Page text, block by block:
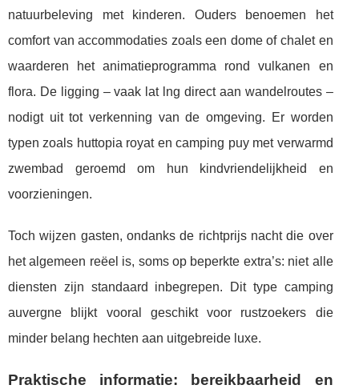
natuurbeleving met kinderen. Ouders benoemen het
comfort van accommodaties zoals een dome of chalet en
waarderen het animatieprogramma rond vulkanen en
flora. De ligging – vaak lat lng direct aan wandelroutes –
nodigt uit tot verkenning van de omgeving. Er worden
typen zoals huttopia royat en camping puy met verwarmd
zwembad geroemd om hun kindvriendelijkheid en
voorzieningen.
Toch wijzen gasten, ondanks de richtprijs nacht die over
het algemeen reëel is, soms op beperkte extra’s: niet alle
diensten zijn standaard inbegrepen. Dit type camping
auvergne blijkt vooral geschikt voor rustzoekers die
minder belang hechten aan uitgebreide luxe.
Praktische informatie: bereikbaarheid en